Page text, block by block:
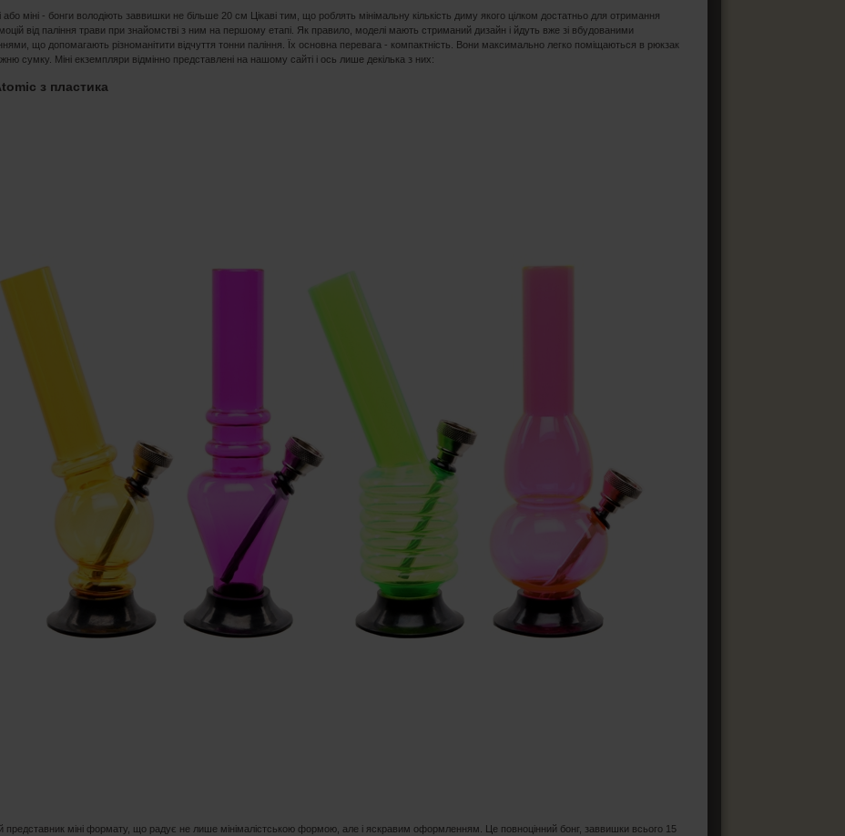
або міні - бонги володіють заввишки не більше 20 см Цікаві тим, що роблять мінімальну кількість диму якого цілком достатньо для отримання
від паління трави при знайомстві з ним на першому етапі. Як правило, моделі мають стриманий дизайн і йдуть вже зі вбудованими
що допомагають різноманітити відчуття тонни паління. Їх основна перевага - компактність. Вони максимально легко поміщаються в рюкзак
сумку. Міні екземпляри відмінно представлені на нашому сайті і ось лише декілька з них:
з пластика
представник міні формату, що радує не лише мінімалістською формою, але і яскравим оформленням. Це повноцінний бонг, заввишки всього 15